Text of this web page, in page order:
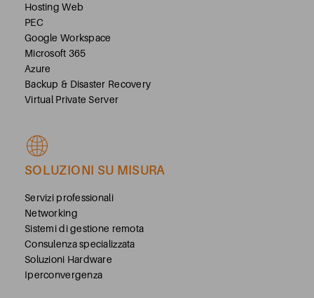
Hosting Web
PEC
Google Workspace
Microsoft 365
Azure
Backup & Disaster Recovery
Virtual Private Server
SOLUZIONI SU MISURA
Servizi professionali
Networking
Sistemi di gestione remota
Consulenza specializzata
Soluzioni Hardware
Iperconvergenza